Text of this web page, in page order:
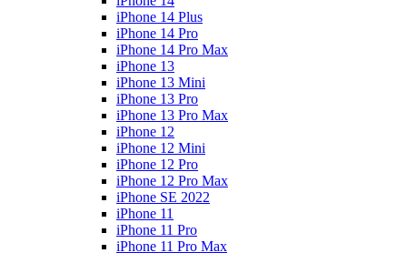
iPhone 14 Plus
iPhone 14 Pro
iPhone 14 Pro Max
iPhone 13
iPhone 13 Mini
iPhone 13 Pro
iPhone 13 Pro Max
iPhone 12
iPhone 12 Mini
iPhone 12 Pro
iPhone 12 Pro Max
iPhone SE 2022
iPhone 11
iPhone 11 Pro
iPhone 11 Pro Max